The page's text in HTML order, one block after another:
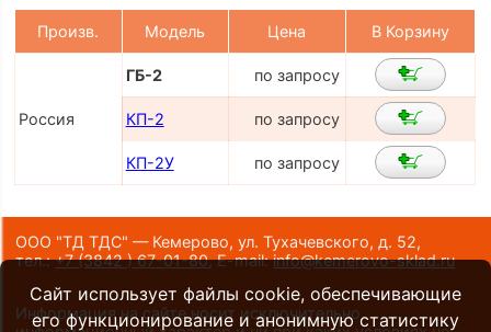
Произв. Модель Цена В Корзину
Россия
ГБ-2 по запросу
КП-2 по запросу
КП-2У по запросу
ООО "ТД ТДС" — Кемерово, ул. Тухачевского, д. 52,
тел.:+7 (3842 ) 67-01-80,E-mail:info@kemerovo-sklad.ru
Информация на сайте носит исключительно
Сайт использует файлы cookie, обеспечивающие
его функционирование и анонимную статистику